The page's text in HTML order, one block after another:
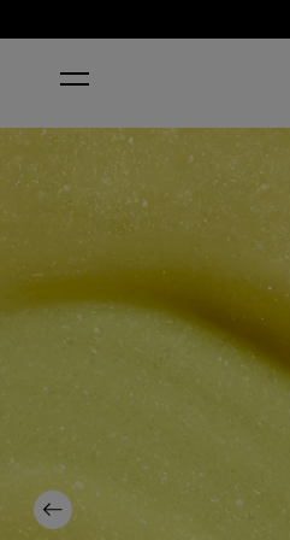
LIMON-YELLO!
Previous